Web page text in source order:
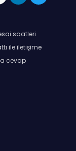
saatleri
ile iletişime
cevap